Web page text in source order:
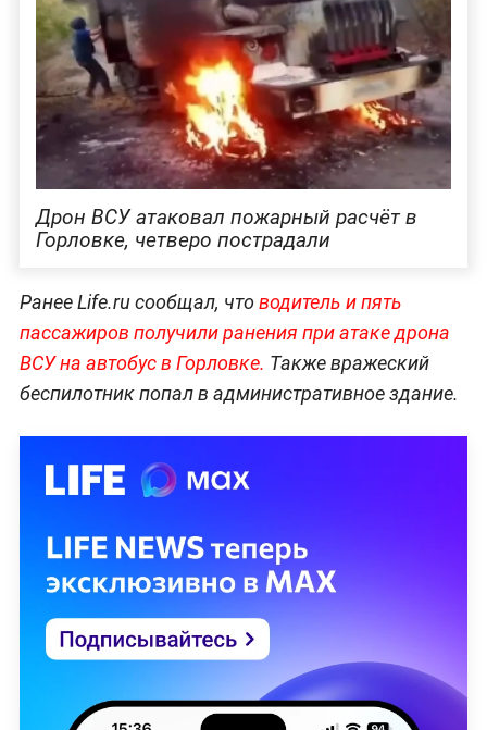
Дрон ВСУ атаковал пожарный расчёт в
Горловке, четверо пострадали
Ранее Life.ru сообщал, чтоводитель и пять
пассажиров получили ранения при атаке дрона
ВСУ на автобус в Горловке. Также вражеский
беспилотник попал в административное здание.